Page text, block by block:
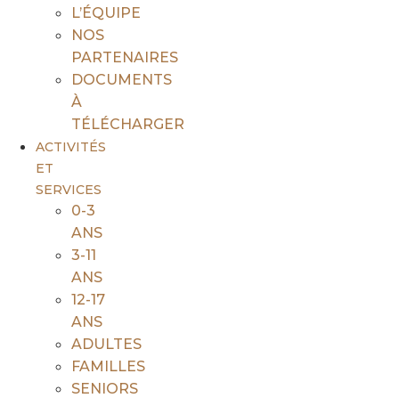
L’ÉQUIPE
NOS
PARTENAIRES
DOCUMENTS
À
TÉLÉCHARGER
ACTIVITÉS
ET
SERVICES
0-3
ANS
3-11
ANS
12-17
ANS
ADULTES
FAMILLES
SENIORS